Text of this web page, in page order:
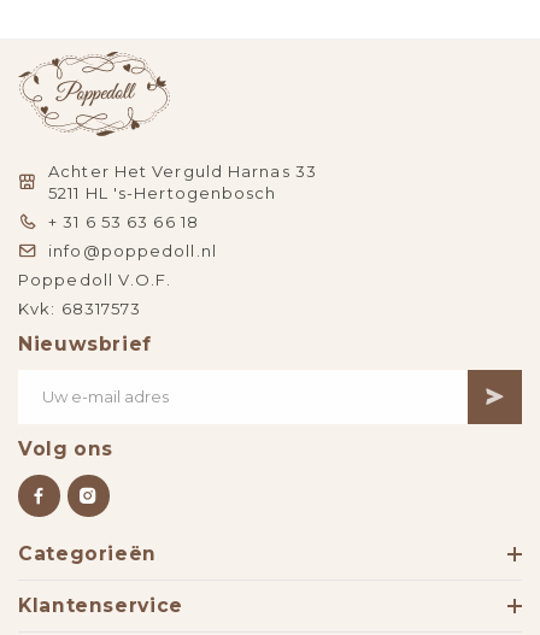
Achter Het Verguld Harnas 33
5211 HL 's-Hertogenbosch
+ 31 6 53 63 66 18
info@poppedoll.nl
Poppedoll V.O.F.
Kvk: 68317573
Nieuwsbrief
Volg ons
Categorieën
Klantenservice